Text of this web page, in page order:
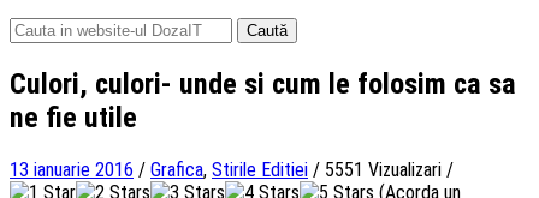
Caută
după:
Culori, culori- unde si cum le folosim ca sa
ne fie utile
13 ianuarie 2016 / Grafica, Stirile Editiei / 5551 Vizualizari /
(Acorda un